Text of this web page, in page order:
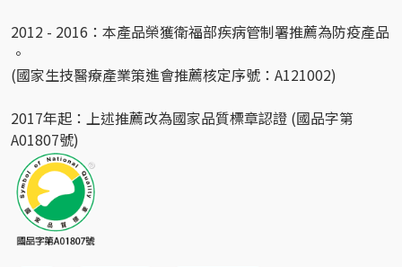
2012 - 2016：本產品榮獲衛福部疾病管制署推薦為防疫產品
。
(國家生技醫療產業策進會推薦核定序號：A121002)
2017年起：上述推薦改為國家品質標章認證 (國品字第
A01807號)